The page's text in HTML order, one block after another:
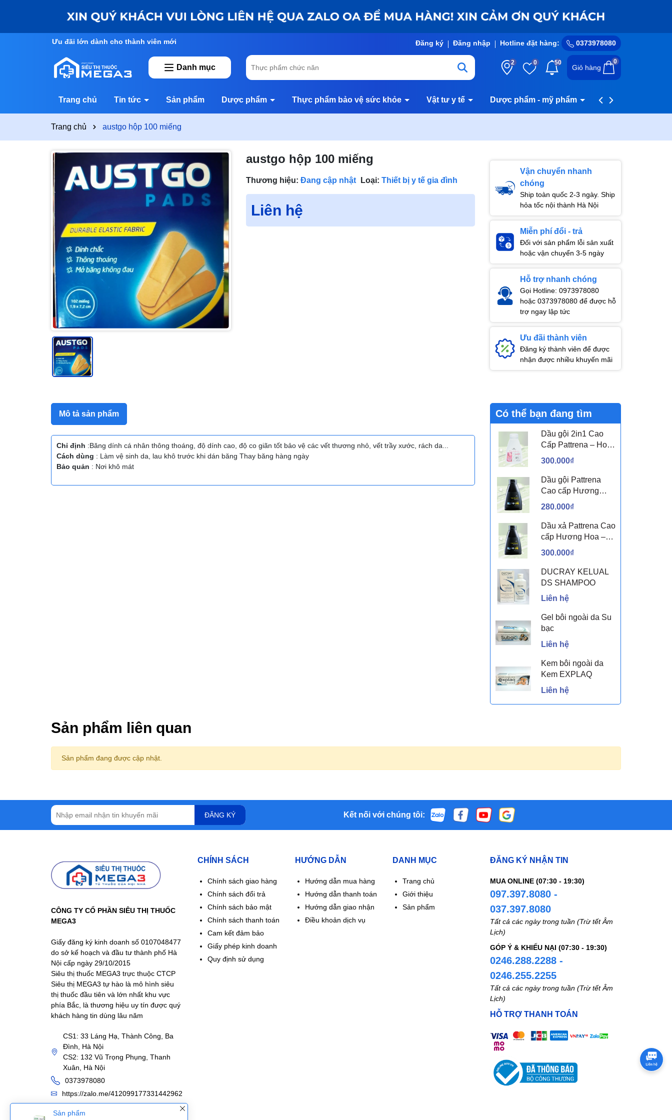
Ưu đãi lớn dành cho thành viên mới Đăng ký Đăng nhập Hotline đặt hàng: 0373978080
Danh mục
2 0 50
Giỏ hàng
0
Trang chủ Tin tức Sản phẩm Dược phẩm Thực phẩm bảo vệ sức khỏe Vật tư y tế Dược phẩm - mỹ phẩm Hệ thống cửa
Trang chủ austgo hộp 100 miếng
austgo hộp 100 miếng
Thương hiệu: Đang cập nhật Loại: Thiết bị y tế gia đình
Liên hệ
Vận chuyển nhanh
chóng
Ship toàn quốc 2-3 ngày. Ship
hỏa tốc nội thành Hà Nội
Miễn phí đổi - trả
Đối với sản phẩm lỗi sản xuất
hoặc vận chuyển 3-5 ngày
Hỗ trợ nhanh chóng
Gọi Hotline: 0973978080
hoặc 0373978080 để được hỗ
trợ ngay lập tức
Ưu đãi thành viên
Đăng ký thành viên để được
nhận được nhiều khuyến mãi
Mô tả sản phẩm
Chỉ định :Băng dính cá nhân thông thoáng, độ dính cao, độ co giãn tốt bảo vệ các vết thương nhỏ, vết trầy xước, rách da...
Cách dùng : Làm vệ sinh da, lau khô trước khi dán băng Thay băng hàng ngày
Bảo quản : Nơi khô mát
Có thể bạn đang tìm
Dầu gội 2in1 Cao
Cấp Pattrena – Hoa
sen & Hoa nhài
300.000₫
Dầu gội Pattrena
Cao cấp Hương
Hoa – Trio Blossom
280.000₫
Dầu xả Pattrena Cao
cấp Hương Hoa –
Trio Blossom 300ml
300.000₫
DUCRAY KELUAL
DS SHAMPOO
Liên hệ
Gel bôi ngoài da Su
bạc
Liên hệ
Kem bôi ngoài da
Kem EXPLAQ
Liên hệ
Sản phẩm liên quan
Sản phẩm đang được cập nhật.
ĐĂNG KÝ Kết nối với chúng tôi:
CÔNG TY CỔ PHẦN SIÊU THỊ THUỐC
MEGA3
Giấy đăng ký kinh doanh số 0107048477
do sở kế hoạch và đầu tư thành phố Hà
Nội cấp ngày 29/10/2015
Siêu thị thuốc MEGA3 trực thuộc CTCP
Siêu thị MEGA3 tự hào là mô hình siêu
thị thuốc đầu tiên và lớn nhất khu vực
phía Bắc, là thương hiệu uy tín được quý
khách hàng tin dùng lâu năm
CS1: 33 Láng Hạ, Thành Công, Ba
Đình, Hà Nội
CS2: 132 Vũ Trọng Phụng, Thanh
Xuân, Hà Nội
0373978080
https://zalo.me/412099177331442962
CHÍNH SÁCH
Chính sách giao hàng
Chính sách đổi trả
Chính sách bảo mật
Chính sách thanh toán
Cam kết đảm bảo
Giấy phép kinh doanh
Quy định sử dụng
HƯỚNG DẪN
Hướng dẫn mua hàng
Hướng dẫn thanh toán
Hướng dẫn giao nhận
Điều khoản dịch vụ
DANH MỤC
Trang chủ
Giới thiệu
Sản phẩm
ĐĂNG KÝ NHẬN TIN
MUA ONLINE (07:30 - 19:30)
097.397.8080 -
037.397.8080
Tất cả các ngày trong tuần (Trừ tết Âm
Lịch)
GÓP Ý & KHIẾU NẠI (07:30 - 19:30)
0246.288.2288 -
0246.255.2255
Tất cả các ngày trong tuần (Trừ tết Âm
Lịch)
HỖ TRỢ THANH TOÁN
Sản phẩm